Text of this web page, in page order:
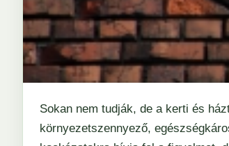
Sokan nem tudják, de a kerti és
környezetszennyező,